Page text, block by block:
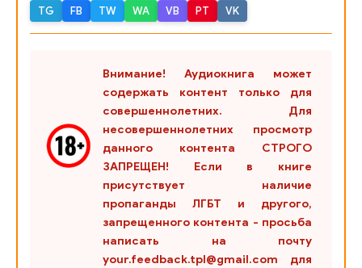
TG FB TW WA VB PT VK
Внимание! Аудиокнига может
содержать контент только для
совершеннолетних. Для
несовершеннолетних просмотр
данного контента СТРОГО
ЗАПРЕЩЕН! Если в книге
присутствует наличие
пропаганды ЛГБТ и другого,
запрещенного контента - просьба
написать на почту
your.feedback.tpl@gmail.com для